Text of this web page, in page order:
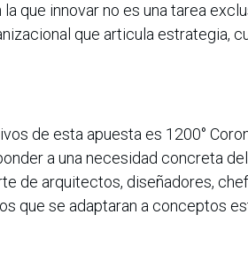
que innovar no es una tarea
que articula estrategia,
de esta apuesta es 1200°
a una necesidad concreta
de arquitectos, diseñadores,
que se adaptaran a conceptos